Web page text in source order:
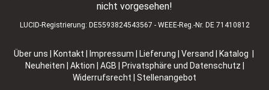
nicht vorgesehen!
LUCID-Registrierung: DE5593824543567 - WEEE-Reg.-Nr. DE 71410812
Über uns Kontakt Impressum Lieferung | Versand
Katalog |
Neuheiten | Aktion
AGB Privatsphäre und Datenschutz
Widerrufsrecht
Stellenangebot